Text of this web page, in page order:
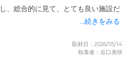
、総合的に見て、とても良い施設だ
...続きをみる
取材日：2026/05/14
執筆者：谷口美咲